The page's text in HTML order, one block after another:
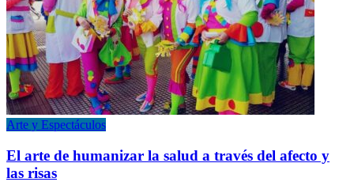
Arte y Espectáculos
El arte de humanizar la salud a través del afecto y
las risas